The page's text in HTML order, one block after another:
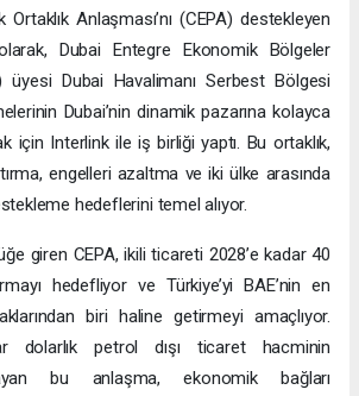
Ortaklık Anlaşması’nı (CEPA) destekleyen
Dubai Entegre Ekonomik Bölgeler
üyesi Dubai Havalimanı Serbest Bölgesi
Dubai’nin dinamik pazarına kolayca
için Interlink ile iş birliği yaptı. Bu ortaklık,
engelleri azaltma ve iki ülke arasında
hedeflerini temel alıyor.
giren CEPA, ikili ticareti 2028’e kadar 40
hedefliyor ve Türkiye’yi BAE’nin en
biri haline getirmeyi amaçlıyor.
dolarlık petrol dışı ticaret hacminin
bu anlaşma, ekonomik bağları